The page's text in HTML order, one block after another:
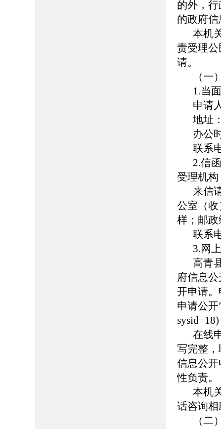
的外，
的政府
本机
责受理
请。
（一
1.当
申请
地址
办公
联系
2.信
受理机
来信
公室（
样；邮政
联系
3.网
高青
府信息
开申请
申请公开
在线
写完整
信息公
性负责
本机
话咨询
（二